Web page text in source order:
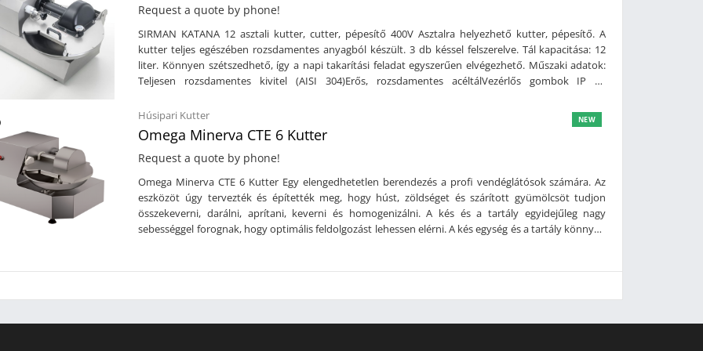
Request a quote by phone!
SIRMAN KATANA 12 asztali kutter, cutter, pépesítő 400V Asztalra helyezhető kutter, pépesítő. A
kutter teljes egészében rozsdamentes anyagból készült. 3 db késsel felszerelve. Tál kapacitása: 12
liter. Könnyen szétszedhető, így a napi takarítási feladat egyszerűen elvégezhető. Műszaki adatok:
Teljesen rozsdamentes kivitel (AISI 304)Erős, rozsdamentes acéltálVezérlős gombok IP 67
literTeljesítmény: 1.500 W / 2 LEÁramforrás: 400VMéret: 902 x 680 x 443/785 mm (szé x mé x ma)Súly:
75 kg
Húsipari Kutter
Omega Minerva CTE 6 Kutter
Request a quote by phone!
Omega Minerva CTE 6 Kutter Egy elengedhetetlen berendezés a profi vendéglátósok számára. Az
eszközöt úgy tervezték és építették meg, hogy húst, zöldséget és szárított gyümölcsöt tudjon
összekeverni, darálni, aprítani, keverni és homogenizálni. A kés és a tartály egyidejűleg nagy
sebességgel forognak, hogy optimális feldolgozást lehessen elérni. A kés egység és a tartály könnyen
eltávolíthatók (mosogatógépben is moshatók)Maximális biztonság: kódolt mágnesérzékelő a tálban
fordulatszáma: 20 fordulat/percCE modellTeljesítmény: 0,37 kW/HP 0,5Méret: 695 x 562 x 674 mm
NEW